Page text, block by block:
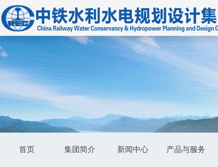
首页 集团简介 新闻中心 产品与服务